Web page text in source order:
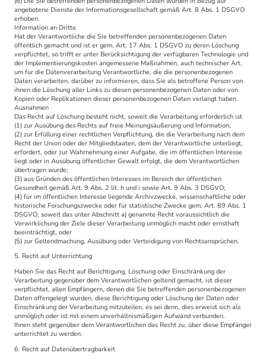
angebotene Dienste der Informationsgesellschaft gemäß Art. 8 Abs. 1 DSGVO
erhoben.
Information an Dritte
Hat der Verantwortliche die Sie betreffenden personenbezogenen Daten
öffentlich gemacht und ist er gem. Art. 17 Abs. 1 DSGVO zu deren Löschung
verpflichtet, so trifft er unter Berücksichtigung der verfügbaren Technologie und
der Implementierungskosten angemessene Maßnahmen, auch technischer Art,
um für die Datenverarbeitung Verantwortliche, die die personenbezogenen
Daten verarbeiten, darüber zu informieren, dass Sie als betroffene Person von
ihnen die Löschung aller Links zu diesen personenbezogenen Daten oder von
Kopien oder Replikationen dieser personenbezogenen Daten verlangt haben.
Ausnahmen
Das Recht auf Löschung besteht nicht, soweit die Verarbeitung erforderlich ist
(1) zur Ausübung des Rechts auf freie Meinungsäußerung und Information;
(2) zur Erfüllung einer rechtlichen Verpflichtung, die die Verarbeitung nach dem
Recht der Union oder der Mitgliedstaaten, dem der Verantwortliche unterliegt,
erfordert, oder zur Wahrnehmung einer Aufgabe, die im öffentlichen Interesse
liegt oder in Ausübung öffentlicher Gewalt erfolgt, die dem Verantwortlichen
übertragen wurde;
(3) aus Gründen des öffentlichen Interesses im Bereich der öffentlichen
Gesundheit gemäß Art. 9 Abs. 2 lit. h und i sowie Art. 9 Abs. 3 DSGVO;
(4) für im öffentlichen Interesse liegende Archivzwecke, wissenschaftliche oder
historische Forschungszwecke oder für statistische Zwecke gem. Art. 89 Abs. 1
DSGVO, soweit das unter Abschnitt a) genannte Recht voraussichtlich die
Verwirklichung der Ziele dieser Verarbeitung unmöglich macht oder ernsthaft
beeinträchtigt, oder
(5) zur Geltendmachung, Ausübung oder Verteidigung von Rechtsansprüchen.
5. Recht auf Unterrichtung
Haben Sie das Recht auf Berichtigung, Löschung oder Einschränkung der
Verarbeitung gegenüber dem Verantwortlichen geltend gemacht, ist dieser
verpflichtet, allen Empfängern, denen die Sie betreffenden personenbezogenen
Daten offengelegt wurden, diese Berichtigung oder Löschung der Daten oder
Einschränkung der Verarbeitung mitzuteilen, es sei denn, dies erweist sich als
unmöglich oder ist mit einem unverhältnismäßigen Aufwand verbunden.
Ihnen steht gegenüber dem Verantwortlichen das Recht zu, über diese Empfänger
unterrichtet zu werden.
6. Recht auf Datenübertragbarkeit